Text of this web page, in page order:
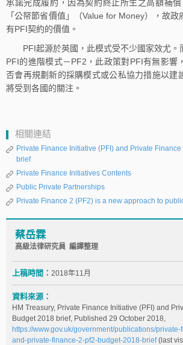
承諾完成履約，因為契約終止所生之高額補
「公帑節省價值」（Value for Money），故
有PFI契約的價值。
PFI起源於英國，此模式受不少國家效尤。
PFI的進階模式－PF2，此政策對PFI有無影響
否會再規劃新的採購模式或公私協力措施以建
將受到各國的關注。
相關連結
Private Finance Initiative (PFI) and Private
brief
Private Finance Initiatives Contents
Public Private Partnerships
Private Finance 2 (PF2) is a new approach to
蔡岳霖
高級法律研究員 編譯整理
上稿時間： 2018年11月
資料來源：
HM Treasury, Private Finance Initiative (PFI) and
Budget 2018 brief, Published 29 October 2018,
https://www.gov.uk/government/publications/
and-private-finance-2-pf2-budget-2018-brief(last